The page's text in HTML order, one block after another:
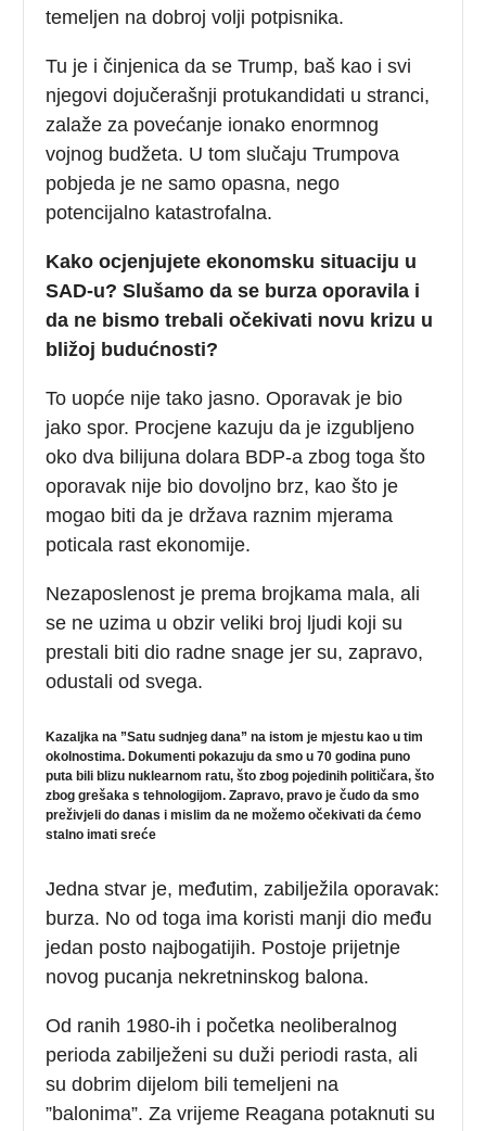
temeljen na dobroj volji potpisnika.
Tu je i činjenica da se Trump, baš kao i svi
njegovi dojučerašnji protukandidati u stranci,
zalaže za povećanje ionako enormnog
vojnog budžeta. U tom slučaju Trumpova
pobjeda je ne samo opasna, nego
potencijalno katastrofalna.
Kako ocjenjujete ekonomsku situaciju u
SAD-u? Slušamo da se burza oporavila i
da ne bismo trebali očekivati novu krizu u
bližoj budućnosti?
To uopće nije tako jasno. Oporavak je bio
jako spor. Procjene kazuju da je izgubljeno
oko dva bilijuna dolara BDP-a zbog toga što
oporavak nije bio dovoljno brz, kao što je
mogao biti da je država raznim mjerama
poticala rast ekonomije.
Nezaposlenost je prema brojkama mala, ali
se ne uzima u obzir veliki broj ljudi koji su
prestali biti dio radne snage jer su, zapravo,
odustali od svega.
Kazaljka na ”Satu sudnjeg dana” na istom je mjestu kao u tim
okolnostima. Dokumenti pokazuju da smo u 70 godina puno
puta bili blizu nuklearnom ratu, što zbog pojedinih političara, što
zbog grešaka s tehnologijom. Zapravo, pravo je čudo da smo
preživjeli do danas i mislim da ne možemo očekivati da ćemo
stalno imati sreće
Jedna stvar je, međutim, zabilježila oporavak:
burza. No od toga ima koristi manji dio među
jedan posto najbogatijih. Postoje prijetnje
novog pucanja nekretninskog balona.
Od ranih 1980-ih i početka neoliberalnog
perioda zabilježeni su duži periodi rasta, ali
su dobrim dijelom bili temeljeni na
”balonima”. Za vrijeme Reagana potaknuti su